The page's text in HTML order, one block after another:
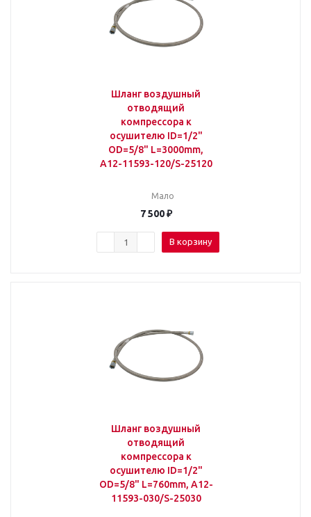
Шланг воздушный
отводящий
компрессора к
осушителю ID=1/2"
OD=5/8" L=3000mm,
A12-11593-120/S-25120
Мало
7 500₽
В корзину
Шланг воздушный
отводящий
компрессора к
осушителю ID=1/2"
OD=5/8" L=760mm, A12-
11593-030/S-25030